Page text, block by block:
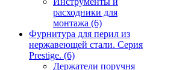
расходники для
монтажа (6)
Фурнитура для перил из
нержавеющей стали. Серия
Prestige. (6)
Держатели поручня